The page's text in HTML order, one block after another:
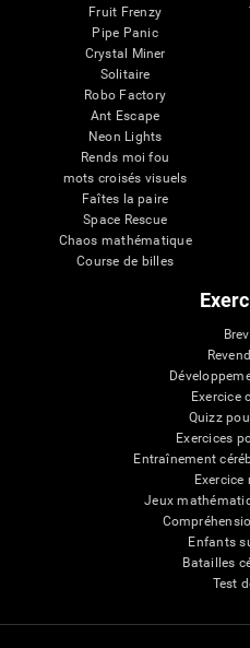
Fruit Frenzy
Pipe Panic
Crystal Miner
Solitaire
Robo Factory
Ant Escape
Neon Lights
Rends moi fou
mots croisés visuels
Faîtes la paire
Space Rescue
Chaos mathématique
Course de billes
Exercice
Quizz
Exercices
Entraînement
Exercice
Jeux
Enfants
Batailles
Test